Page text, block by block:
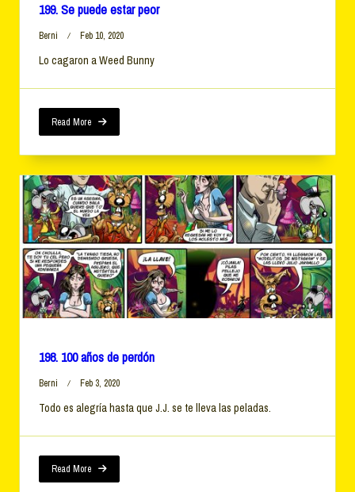
199. Se puede estar peor
Berni Feb 10, 2020
Lo cagaron a Weed Bunny
Read More
198. 100 años de perdón
Berni Feb 3, 2020
Todo es alegría hasta que J.J. se te lleva las peladas.
Read More